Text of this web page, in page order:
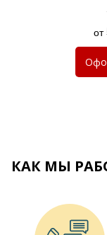
от
КАК МЫ